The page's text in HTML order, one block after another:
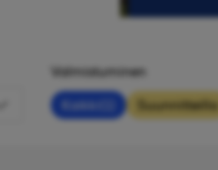
Valmistuminen
Kaikki
Suunnitteilla